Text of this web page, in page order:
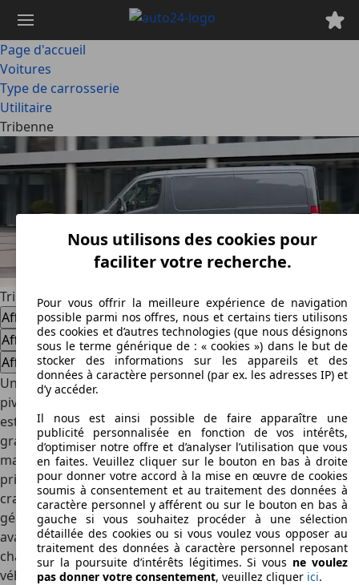
contenu
principal
Page d'accueil
Voitures
Type de carrosserie
Utilitaire
Tribenne
Tribenne
Afficher les offres
Afficher les offres
Afficher les offres
Un tribenne est un poids lourd dont la benne basculante
pivote selon trois axes. L'intérêt d'une benne basculante
est de se délester de son contenu en mettant à profit la
gravité. Nul besoin alors de faire appel à des
manutentionnaires pour vider le camion. Les matériaux
pris en charge par un camion benne sont de ceux qui ne
craignent pas les chocs: la terre, le sable, le bois, et plus
généralement les marchandises en vrac. Il s'agit donc
avant tout d'un véhicule de chantier. Sur un tribenne, le
chargement du caisson peut être déposé à l'arrière du
véhicule mais aussi sur les deux côtés. Il s'oppose en cela
Nous utilisons des cookies pour
faciliter votre recherche.
Pour vous offrir la meilleure expérience de navigation
possible parmi nos offres, nous et certains tiers utilisons
des cookies et d’autres technologies (que nous désignons
sous le terme générique de : « cookies ») dans le but de
stocker des informations sur les appareils et des
données à caractère personnel (par ex. les adresses IP) et
d’y accéder.
Il nous est ainsi possible de faire apparaître une
publicité personnalisée en fonction de vos intérêts,
d’optimiser notre offre et d’analyser l’utilisation que vous
en faites. Veuillez cliquer sur le bouton en bas à droite
pour donner votre accord à la mise en œuvre de cookies
soumis à consentement et au traitement des données à
caractère personnel y afférent ou sur le bouton en bas à
gauche si vous souhaitez procéder à une sélection
détaillée des cookies ou si vous voulez vous opposer au
traitement des données à caractère personnel reposant
sur la poursuite d’intérêts légitimes. Si vous ne voulez
pas donner votre consentement, veuillez cliquer ici.